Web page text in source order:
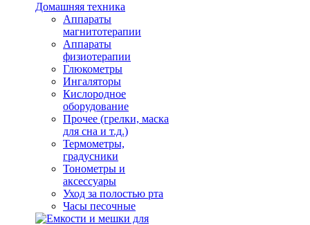
Домашняя техника
Аппараты
магнитотерапии
Аппараты
физиотерапии
Глюкометры
Ингаляторы
Кислородное
оборудование
Прочее (грелки, маска
для сна и т.д.)
Термометры,
градусники
Тонометры и
аксессуары
Уход за полостью рта
Часы песочные